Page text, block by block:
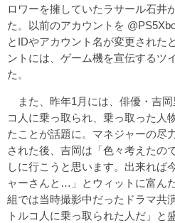
ロワーを擁していたラサール石井
た。以前のアカウントを
とIDやアカウント名が変更された
ントには、ゲーム機を宣伝するツ
た。
また、昨年1月には、俳優・吉
コ人に乗っ取られ、乗っ取った人
たことが話題に。マネジャーの尽
された後、吉岡は「色々考えたの
しに行こうと思います。出来れば
ャーさんと…」とウィットに富ん
組では当時撮影中だったドラマ共
トルコ人に乗っ取られた人だ」と